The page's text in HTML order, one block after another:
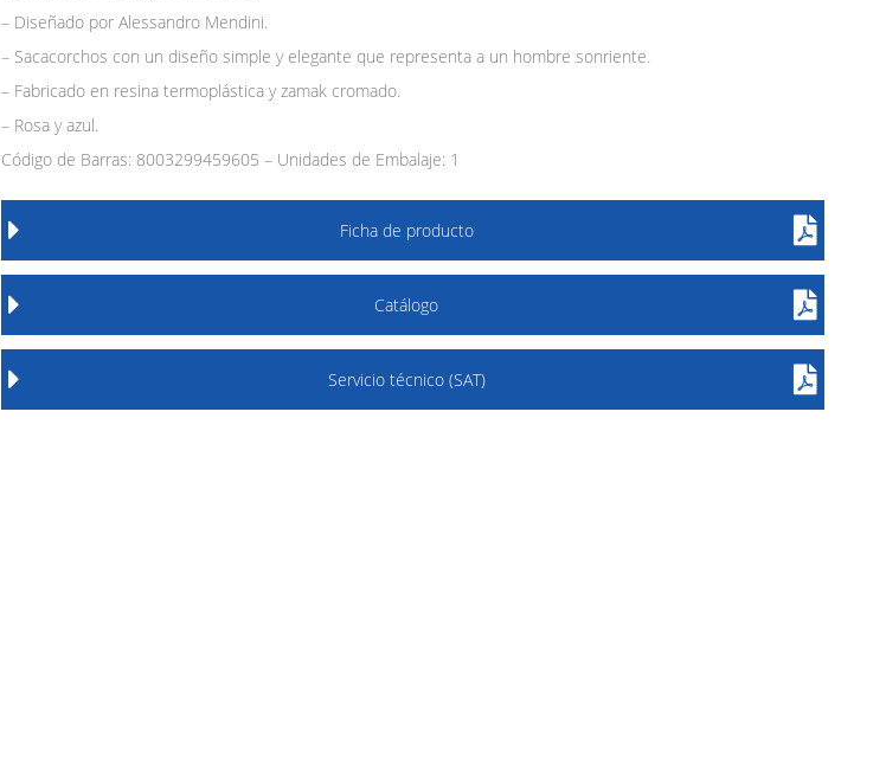
– Diseñado por Alessandro Mendini.
– Sacacorchos con un diseño simple y elegante que representa a un hombre sonriente.
– Fabricado en resina termoplástica y zamak cromado.
– Rosa y azul.
Código de Barras: 8003299459605 – Unidades de Embalaje: 1
Ficha de producto
Catálogo
Servicio técnico (SAT)